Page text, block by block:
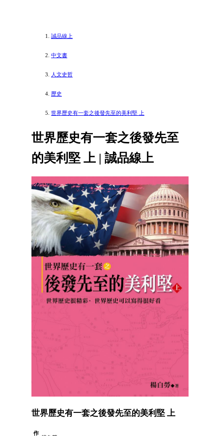
誠品線上
中文書
人文史哲
歷史
世界歷史有一套之後發先至的美利堅 上
世界歷史有一套之後發先至
的美利堅 上 | 誠品線上
世界歷史有一套之後發先至的美利堅 上
作